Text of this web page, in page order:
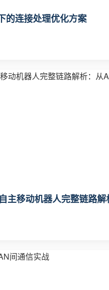
的连接处理优化方案
主移动机器人完整链路